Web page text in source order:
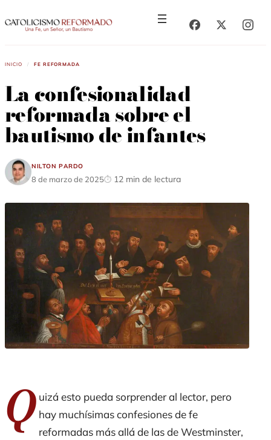
al
al
Inicio / Fe Reformada
La confesionalidad
reformada sobre el
bautismo de infantes
Nilton Pardo
8 de marzo de 2025 12 min de lectura
Q uizá esto pueda sorprender al lector, pero
hay muchísimas confesiones de fe
reformadas más allá de las de Westminster,